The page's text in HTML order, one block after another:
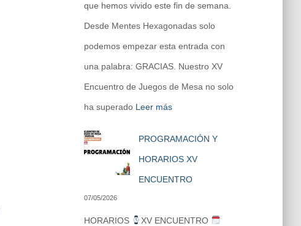
que hemos vivido este fin de semana.
Desde Mentes Hexagonadas solo
podemos empezar esta entrada con
una palabra: GRACIAS. Nuestro XV
Encuentro de Juegos de Mesa no solo
ha superadoLeer más
PROGRAMACIÓN Y
HORARIOS XV
ENCUENTRO
07/05/2026
HORARIOS XV ENCUENTRO